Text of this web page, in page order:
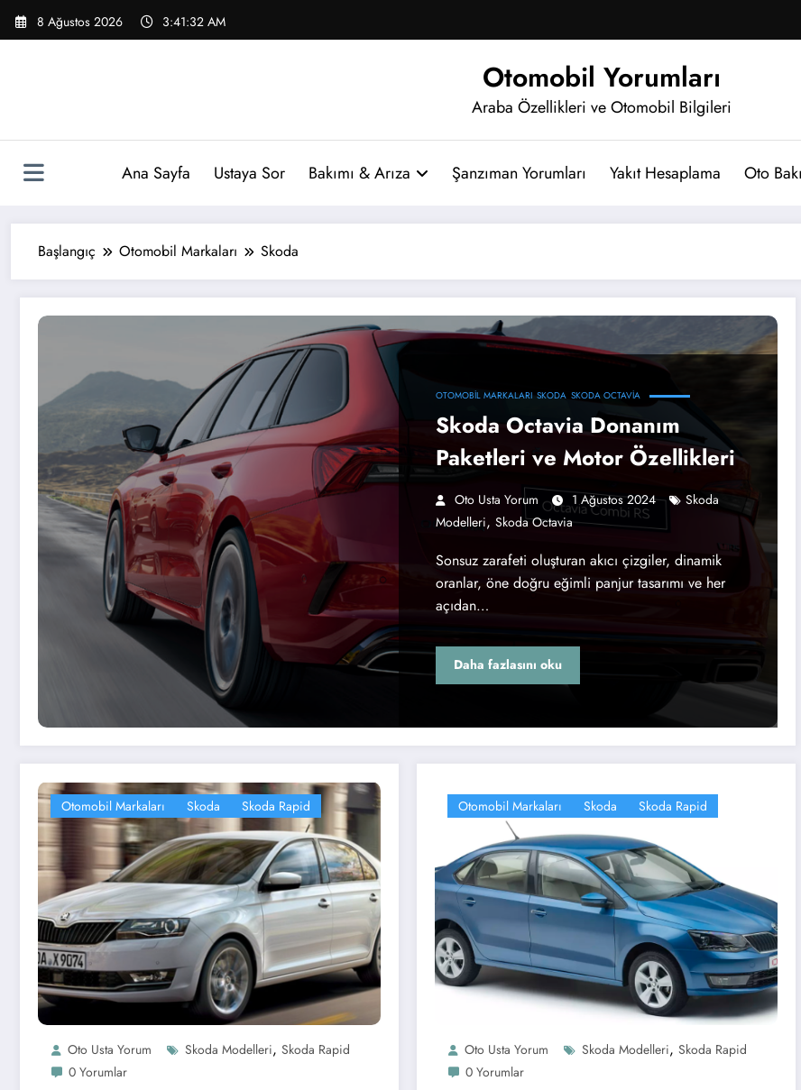
İçeriğe
atla
8 Ağustos 2026 3:41:32 AM
Otomobil Yorumları
Araba Özellikleri ve Otomobil Bilgileri
Ana Sayfa Ustaya Sor Bakımı & Arıza Şanzıman Yorumları Yakıt Hesaplama Oto
Başlangıç Otomobil Markaları Skoda
OTOMOBIL MARKALARI SKODA SKODA OCTAVIA
Skoda Octavia Donanım
Paketleri ve Motor Özellikleri
Oto Usta Yorum 1 Ağustos 2024
Skoda
Modelleri, Skoda Octavia
Sonsuz zarafeti oluşturan akıcı çizgiler, dinamik
oranlar, öne doğru eğimli panjur tasarımı ve her
açıdan…
Daha fazlasını oku
Otomobil Markaları Skoda Skoda Rapid
Oto Usta Yorum Skoda Modelleri, Skoda Rapid
0 Yorumlar
Otomobil Markaları Skoda Skoda Rapid
Oto Usta Yorum Skoda Modelleri, Skoda Rapid
0 Yorumlar